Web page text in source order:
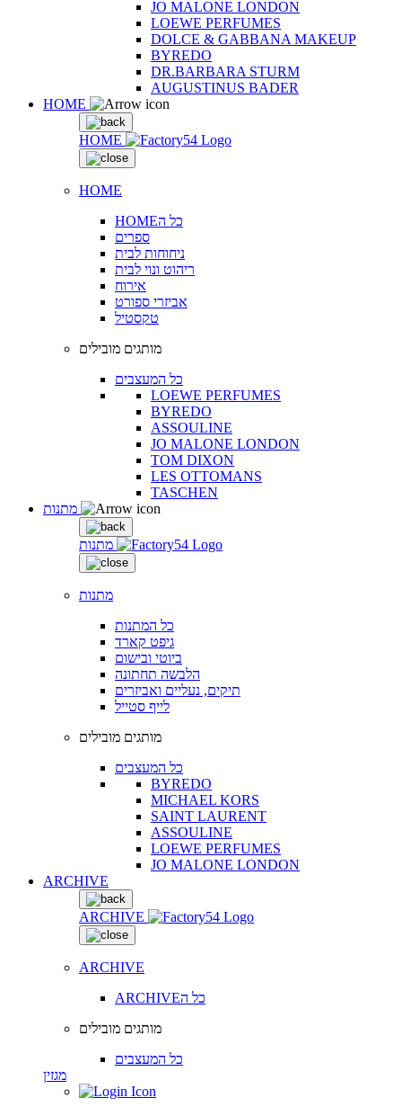
JO MALONE LONDON
LOEWE PERFUMES
DOLCE & GABBANA MAKEUP
BYREDO
DR.BARBARA STURM
AUGUSTINUS BADER
HOME
HOME
HOME
HOMEכל ה
ספרים
ניחוחות לבית
ריהוט ונוי לבית
אירוח
אביזרי ספורט
טקסטיל
מותגים מובילים
כל המעצבים
LOEWE PERFUMES
BYREDO
ASSOULINE
JO MALONE LONDON
TOM DIXON
LES OTTOMANS
TASCHEN
מתנות
מתנות
כל המתנות
גיפט קארד
ביוטי ובישום
הלבשה תחתונה
תיקים, נעליים ואביזרים
לייף סטייל
מותגים מובילים
כל המעצבים
BYREDO
MICHAEL KORS
SAINT LAURENT
ASSOULINE
LOEWE PERFUMES
JO MALONE LONDON
ARCHIVE
ARCHIVE
ARCHIVE
ARCHIVEכל ה
מותגים מובילים
כל המעצבים
מגזין